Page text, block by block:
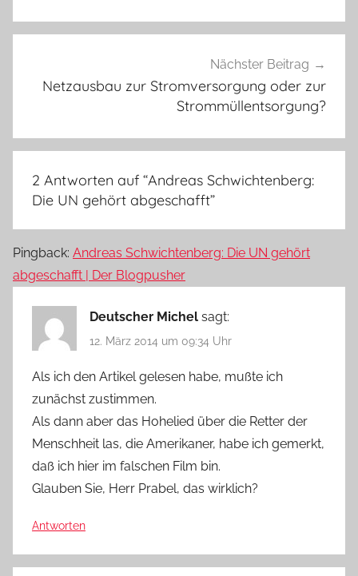
Nächster Beitrag
Netzausbau zur Stromversorgung oder zur
Strommüllentsorgung?
2 Antworten auf “Andreas Schwichtenberg:
Die UN gehört abgeschafft”
Pingback: Andreas Schwichtenberg: Die UN gehört
abgeschafft | Der Blogpusher
Deutscher Michel sagt:
12. März 2014 um 09:34 Uhr
Als ich den Artikel gelesen habe, mußte ich
zunächst zustimmen.
Als dann aber das Hohelied über die Retter der
Menschheit las, die Amerikaner, habe ich gemerkt,
daß ich hier im falschen Film bin.
Glauben Sie, Herr Prabel, das wirklich?
Antworten